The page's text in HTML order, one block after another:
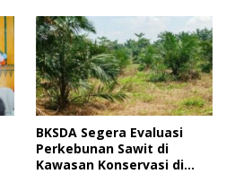
BKSDA Segera Evaluasi
Perkebunan Sawit di
Kawasan Konservasi di